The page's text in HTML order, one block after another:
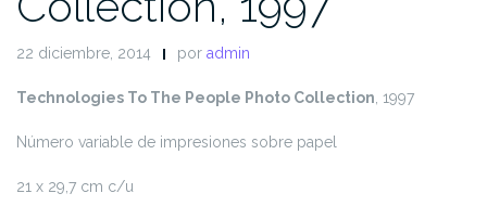
22 diciembre, 2014 por admin
Technologies To The People Photo Collection , 1997
Número variable de impresiones sobre papel
21 x 29,7 cm c/u